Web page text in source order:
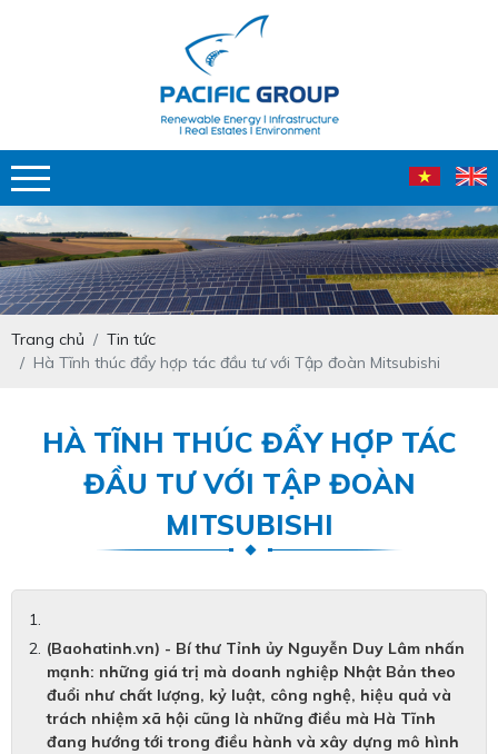
Trang chủ
Tin tức
Hà Tĩnh thúc đẩy hợp tác đầu tư với Tập đoàn Mitsubishi
HÀ TĨNH THÚC ĐẨY HỢP TÁC
ĐẦU TƯ VỚI TẬP ĐOÀN
MITSUBISHI
(Baohatinh.vn) - Bí thư Tỉnh ủy Nguyễn Duy Lâm nhấn
mạnh: những giá trị mà doanh nghiệp Nhật Bản theo
đuổi như chất lượng, kỷ luật, công nghệ, hiệu quả và
trách nhiệm xã hội cũng là những điều mà Hà Tĩnh
đang hướng tới trong điều hành và xây dựng mô hình